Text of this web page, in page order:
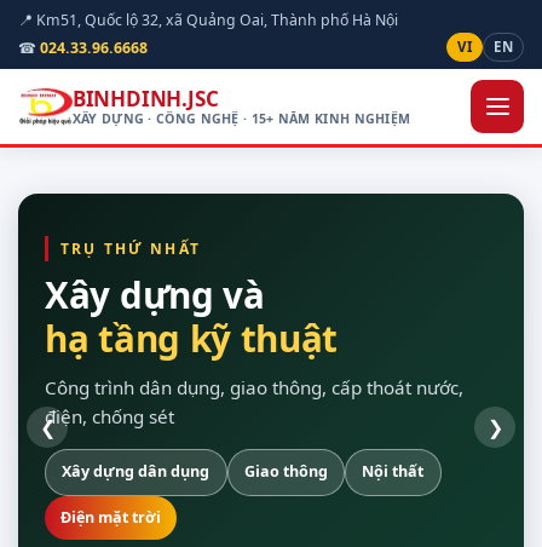
📍 Km51, Quốc lộ 32, xã Quảng Oai, Thành phố Hà Nội
☎ 024.33.96.6668 VI EN
BINHDINH.JSC
XÂY DỰNG · CÔNG NGHỆ · 15+ NĂM KINH NGHIỆM
kiến tạo công nghệ
Truyền thanh số Camera AI Màn hình LED
ERP
TRỤ THỨ NHẤT
Xây dựng và
hạ tầng kỹ thuật
Công trình dân dụng, giao thông, cấp thoát nước,
điện, chống sét
Xây dựng dân dụng Giao thông Nội thất
Điện mặt trời
quan sát được hiện
trường
Chuẩn Thông tư 24/2025
cho doanh nghiệp
Nền Odoo Hạ tầng máy chủ Sao lưu tự động
Tuỳ chỉnh theo nghiệp vụ
vòng đời dự án
Khảo sát trên bản đồ số Dự toán theo định mức
Bàn giao đủ tài liệu
❮ ❯